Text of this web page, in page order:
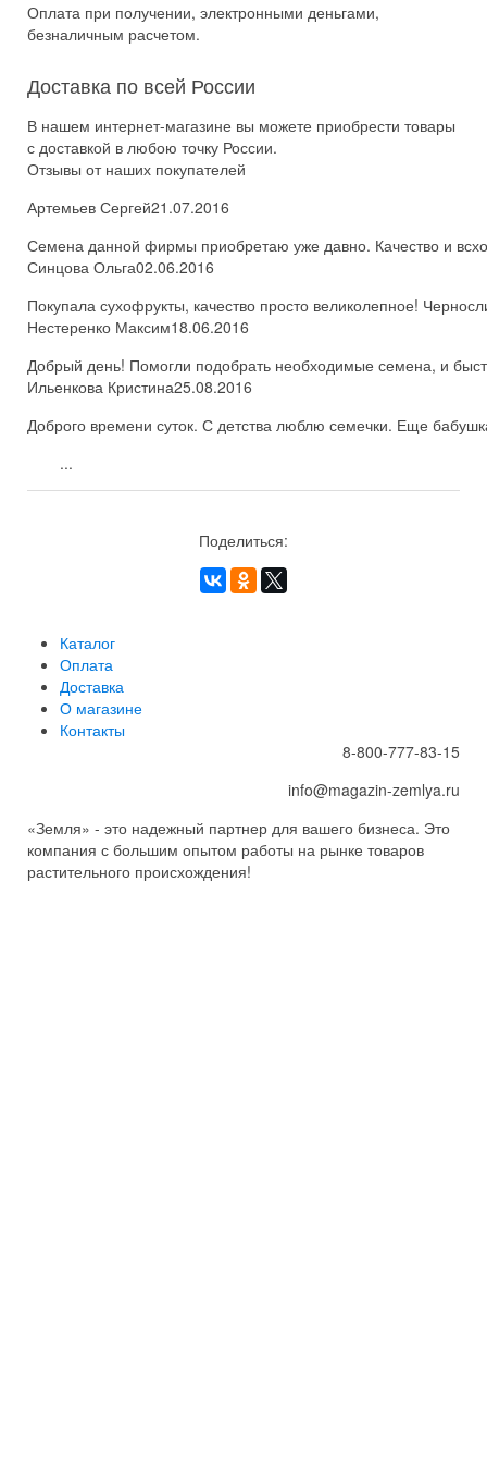
Оплата при получении, электронными деньгами,
безналичным расчетом.
Доставка по всей России
В нашем интернет-магазине вы можете приобрести товары
с доставкой в любою точку России.
Отзывы от наших покупателей
Артемьев Сергей21.07.2016
Семена данной фирмы приобретаю уже давно. Качество и
Синцова Ольга02.06.2016
Покупала сухофрукты, качество просто великолепное!
Нестеренко Максим18.06.2016
Добрый день! Помогли подобрать необходимые семена, и
Ильенкова Кристина25.08.2016
Доброго времени суток. С детства люблю семечки. Еще
...
Поделиться:
Каталог
Оплата
Доставка
О магазине
Контакты
8-800-777-83-15
info@magazin-zemlya.ru
«Земля» - это надежный партнер для вашего бизнеса. Это
компания с большим опытом работы на рынке товаров
растительного происхождения!